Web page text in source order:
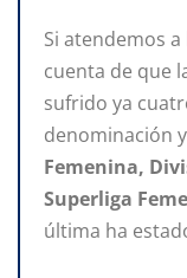
Si atendemos
cuenta de que
sufrido ya
denominación
Femenina,
Superliga
última ha